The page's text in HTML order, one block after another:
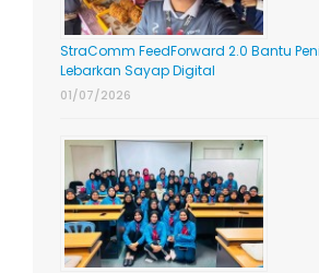
StraComm FeedForward 2.0 Bantu
Lebarkan Sayap Digital
01/07/2026